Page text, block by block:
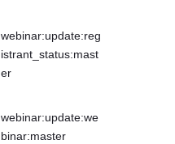
webinar:update:reg
istrant_status:mast
er
webinar:update:we
binar:master